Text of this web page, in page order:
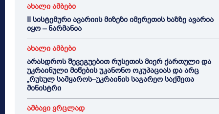
ახალი ამბები
II სისტემური ავარიის მიზეზი იმერეთის ხაზზე ავარია
იყო – ნარმანია
ახალი ამბები
არასდროს შევეგუებით რუსეთის მიერ ქართული და
უკრაინული მიწების უკანონო ოკუპაციას და არც
„რუსულ სამყაროს–უკრაინის საგარეო საქმეთა
მინისტრი
ამბავი ვრცლად